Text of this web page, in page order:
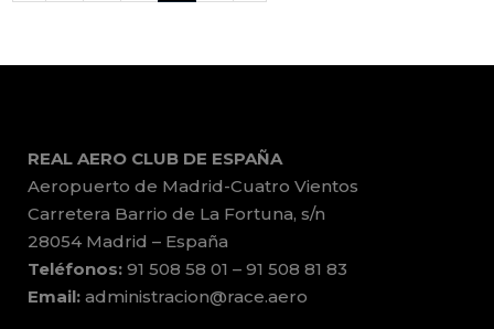
REAL AERO CLUB DE ESPAÑA
Aeropuerto de Madrid-Cuatro Vientos
Carretera Barrio de La Fortuna, s/n
28054 Madrid – España
Teléfonos: 91 508 58 01 – 91 508 81 83
Email: administracion@race.aero